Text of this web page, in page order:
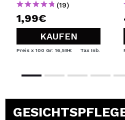
(19)
1,99€
KAUFEN
Preis x 100 Gr: 16,58€ Tax Inb.